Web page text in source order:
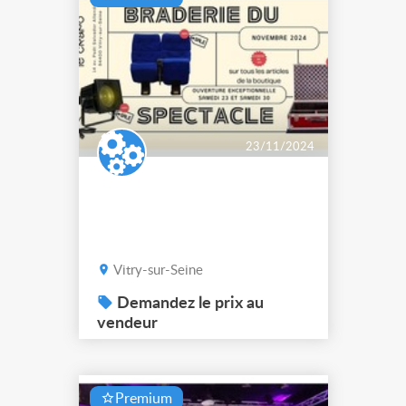
travaux de rénovat...
23/11/2024
Vitry-sur-Seine
Demandez le prix au
vendeur
Premium